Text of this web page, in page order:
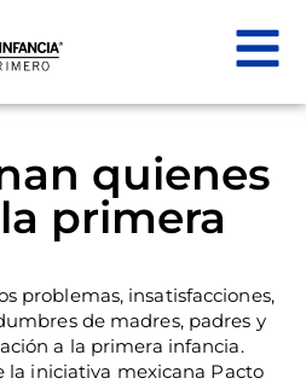
quienes
primera
problemas, insatisfacciones,
de madres, padres y
a la primera infancia.
la iniciativa mexicana Pacto